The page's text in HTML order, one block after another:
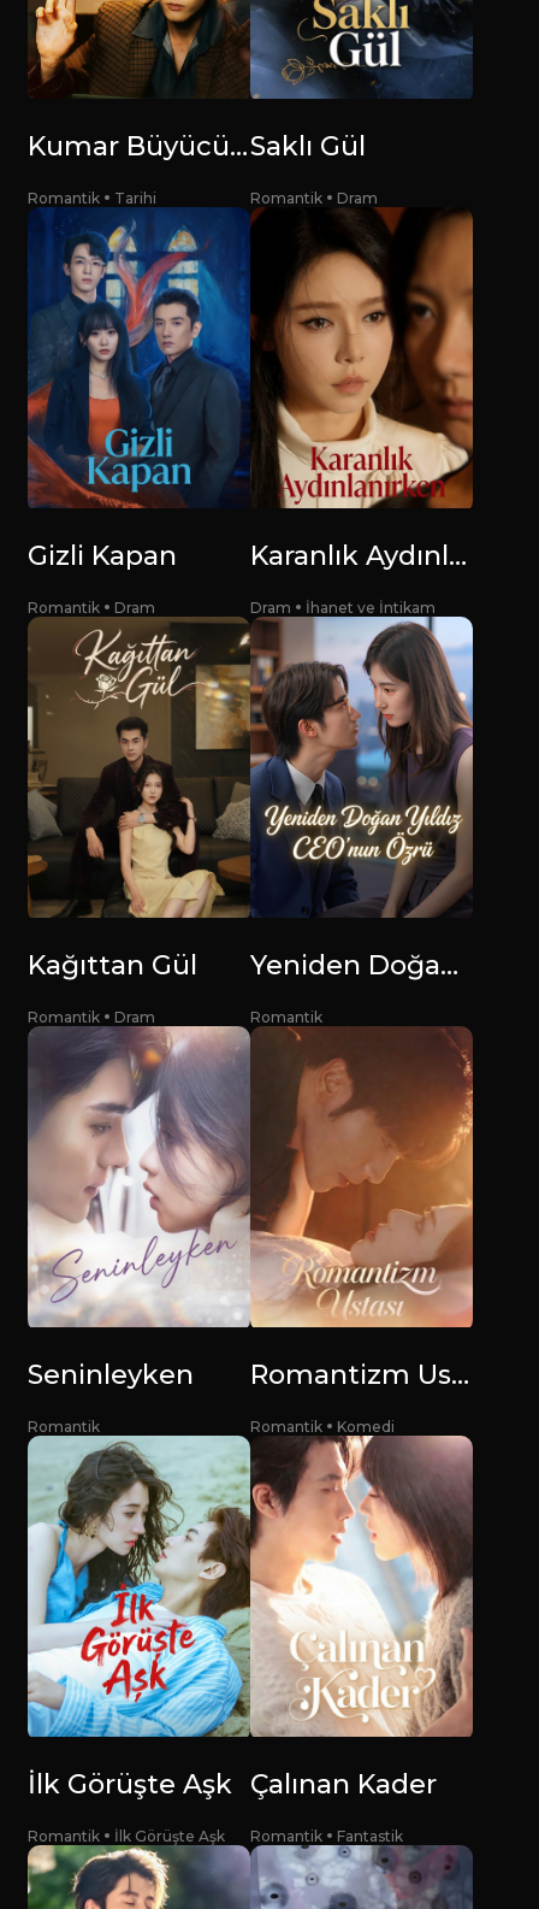
Kumar Büyücüsü
Romantik Tarihi
Saklı Gül
Romantik Dram
Gizli Kapan
Romantik Dram
Karanlık Aydınlanırken
Dram İhanet ve İntikam
Kağıttan Gül
Romantik Dram
Yeniden Doğan Yıldız: CEO’nun Özrü
Romantik
Seninleyken
Romantik
Romantizm Ustası
Romantik Komedi
İlk Görüşte Aşk
Romantik İlk Görüşte Aşk
Çalınan Kader
Romantik Fantastik